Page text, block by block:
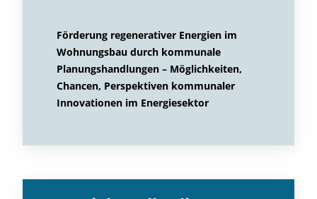
Förderung regenerativer Energien im
Wohnungsbau durch kommunale
Planungshandlungen – Möglichkeiten,
Chancen, Perspektiven kommunaler
Innovationen im Energiesektor